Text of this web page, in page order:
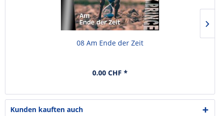
08 Am Ende der Zeit
0.00 CHF *
Kunden kauften auch